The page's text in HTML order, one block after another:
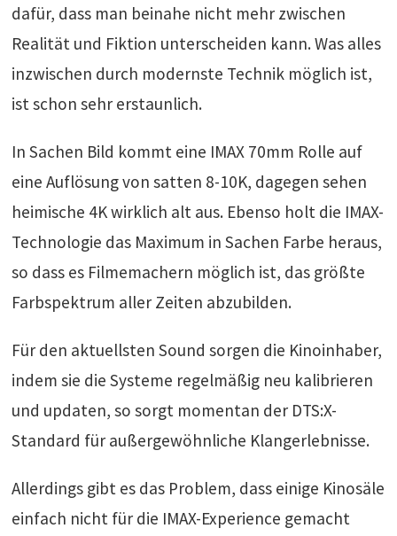
dafür, dass man beinahe nicht mehr zwischen
Realität und Fiktion unterscheiden kann. Was alles
inzwischen durch modernste Technik möglich ist,
ist schon sehr erstaunlich.
In Sachen Bild kommt eine IMAX 70mm Rolle auf
eine Auflösung von satten 8-10K, dagegen sehen
heimische 4K wirklich alt aus. Ebenso holt die IMAX-
Technologie das Maximum in Sachen Farbe heraus,
so dass es Filmemachern möglich ist, das größte
Farbspektrum aller Zeiten abzubilden.
Für den aktuellsten Sound sorgen die Kinoinhaber,
indem sie die Systeme regelmäßig neu kalibrieren
und updaten, so sorgt momentan der DTS:X-
Standard für außergewöhnliche Klangerlebnisse.
Allerdings gibt es das Problem, dass einige Kinosäle
einfach nicht für die IMAX-Experience gemacht